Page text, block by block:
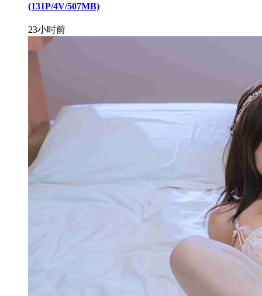
(131P/4V/507MB)
23小时前